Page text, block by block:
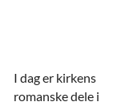
I dag er kirkens
romanske dele i